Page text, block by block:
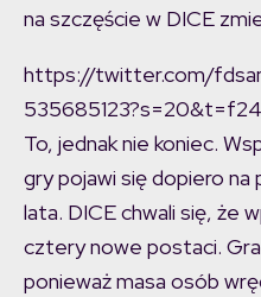
na szczęście w DICE
https://twitter.com/
To, jednak nie koniec.
gry pojawi się dopiero
lata. DICE chwali się, że
cztery nowe postaci.
ponieważ masa osób